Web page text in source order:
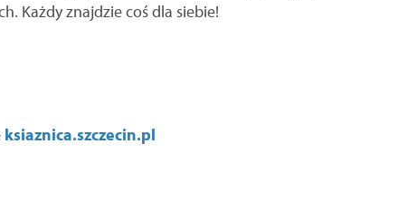
Każdy znajdzie coś dla siebie!
ksiaznica.szczecin.pl